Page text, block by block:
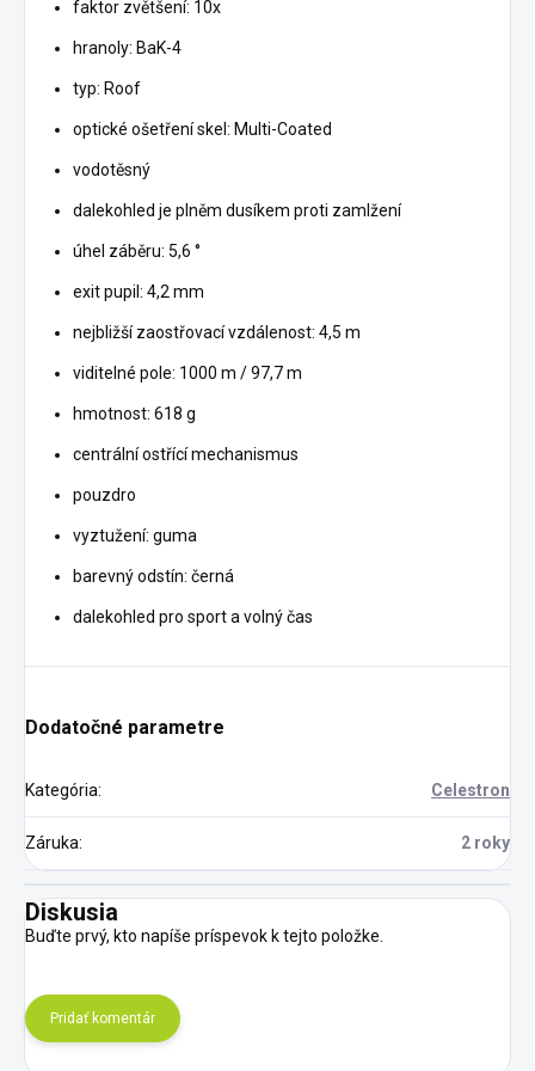
faktor zvětšení: 10x
hranoly: BaK-4
typ: Roof
optické ošetření skel: Multi-Coated
vodotěsný
dalekohled je plněm dusíkem proti zamlžení
úhel záběru: 5,6 °
exit pupil: 4,2 mm
nejbližší zaostřovací vzdálenost: 4,5 m
viditelné pole: 1000 m / 97,7 m
hmotnost: 618 g
centrální ostřící mechanismus
pouzdro
vyztužení: guma
barevný odstín: černá
dalekohled pro sport a volný čas
Dodatočné parametre
Kategória: Celestron
Záruka: 2 roky
Diskusia
Buďte prvý, kto napíše príspevok k tejto položke.
Pridať komentár